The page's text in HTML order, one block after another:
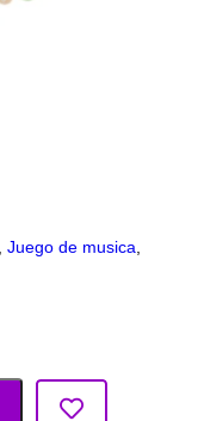
Juego de musica